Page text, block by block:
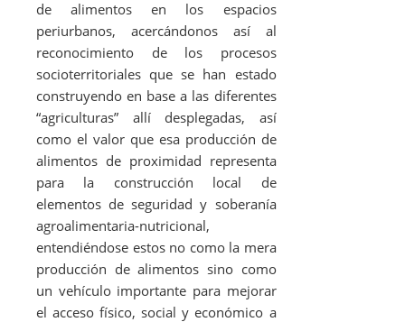
de alimentos en los espacios
periurbanos, acercándonos así al
reconocimiento de los procesos
socioterritoriales que se han estado
construyendo en base a las diferentes
“agriculturas” allí desplegadas, así
como el valor que esa producción de
alimentos de proximidad representa
para la construcción local de
elementos de seguridad y soberanía
agroalimentaria-nutricional,
entendiéndose estos no como la mera
producción de alimentos sino como
un vehículo importante para mejorar
el acceso físico, social y económico a